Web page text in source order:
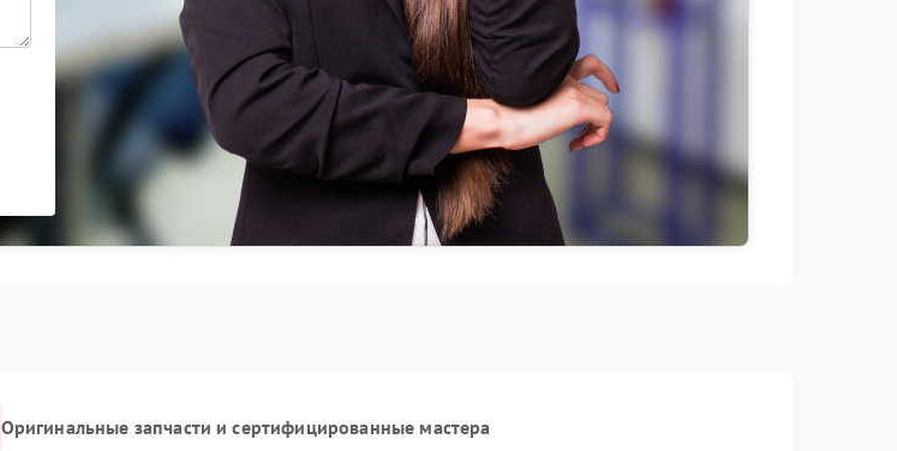
Оригинальные запчасти и сертифицированные мастера